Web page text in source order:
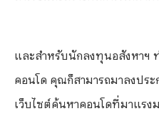
และสำหรับนักลงทุนอสังหาฯ
คอนโด คุณก็สามารถมาลงประ
เว็บไซต์ค้นหาคอนโดที่มาแรง